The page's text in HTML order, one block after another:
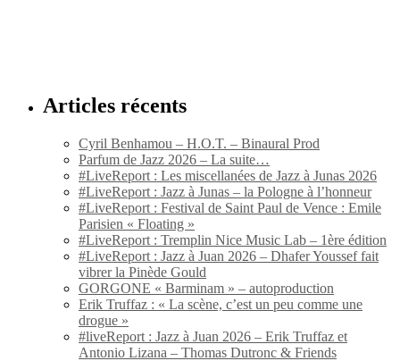
Articles récents
Cyril Benhamou – H.O.T. – Binaural Prod
Parfum de Jazz 2026 – La suite…
#LiveReport : Les miscellanées de Jazz à Junas 2026
#LiveReport : Jazz à Junas – la Pologne à l’honneur
#LiveReport : Festival de Saint Paul de Vence : Emile
Parisien « Floating »
#LiveReport : Tremplin Nice Music Lab – 1ère édition
#LiveReport : Jazz à Juan 2026 – Dhafer Youssef fait
vibrer la Pinède Gould
GORGONE « Barminam » – autoproduction
Erik Truffaz : « La scène, c’est un peu comme une
drogue »
#liveReport : Jazz à Juan 2026 – Erik Truffaz et
Antonio Lizana – Thomas Dutronc & Friends